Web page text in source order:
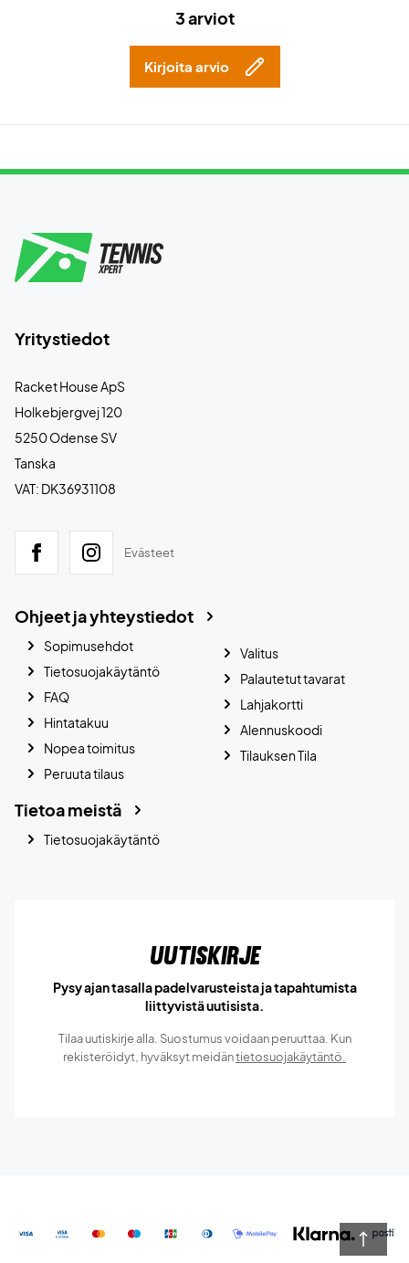
3 arviot
Kirjoita arvio
Yritystiedot
Racket House ApS
Holkebjergvej 120
5250 Odense SV
Tanska
VAT: DK36931108
Evästeet
Ohjeet ja yhteystiedot
Sopimusehdot
Tietosuojakäytäntö
FAQ
Hintatakuu
Nopea toimitus
Peruuta tilaus
Valitus
Palautetut tavarat
Lahjakortti
Alennuskoodi
Tilauksen Tila
Tietoa meistä
Tietosuojakäytäntö
Uutiskirje
Pysy ajan tasalla padelvarusteista ja tapahtumista
liittyvistä uutisista.
Tilaa uutiskirje alla. Suostumus voidaan peruuttaa. Kun
rekisteröidyt, hyväksyt meidäntietosuojakäytäntö.